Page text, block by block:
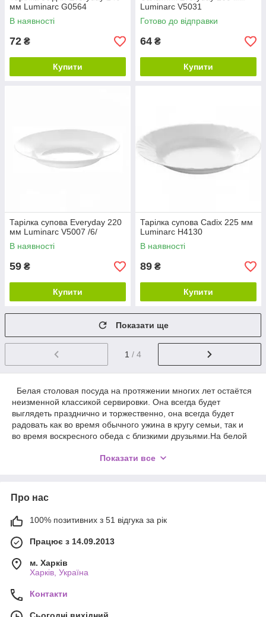
мм Luminarc G0564
В наявності
72 ₴
Купити
Luminarc V5031
Готово до відправки
64 ₴
Купити
Тарілка супова Everyday 220
мм Luminarc V5007 /6/
В наявності
59 ₴
Купити
Тарілка супова Cadix 225 мм
Luminarc H4130
В наявності
89 ₴
Купити
Показати ще
1 / 4
Белая столовая посуда на протяжении многих лет остаётся
неизменной классикой сервировки. Она всегда будет
выглядеть празднично и торжественно, она всегда будет
радовать как во время обычного ужина в кругу семьи, так и
во время воскресного обеда с близкими друзьями.На белой
посуда имеет шанс сыграть с вами злую и коварную шутку –
Белая посуда очень “пластична” – что это такое? Да все
просто – мы можем рассказать столько декоративных
историй с ней на нашем столе, что для этого не надо быть
“сверх крутым декоратором” – достаточно просто купить
качественные белые тарелки и чашки (желательно комплект
сразу на 6-8 персон), пару наборов качественных вилок-
ложек, 2-3 скатерти разные (вот они как раз должны быть как
белой так и цветной), пару комплектов салфеток-
А еще отметьте для себя, что в ресторанах в большинстве
случаев вы увидите именно красивую БЕЛУЮ ПОСУДУ! Не
Показати все
Про нас
100% позитивних з 51 відгука за рік
Працює з 14.09.2013
м. Харків
Харків, Україна
Контакти